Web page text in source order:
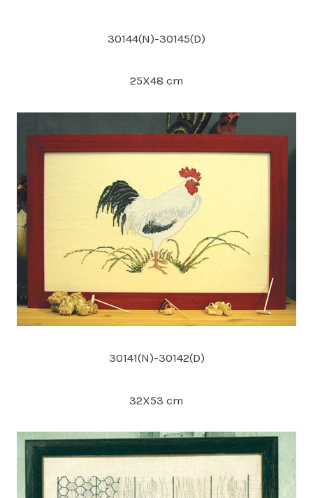
30144(N)-30145(D)
25X48 cm
30141(N)-30142(D)
32X53 cm